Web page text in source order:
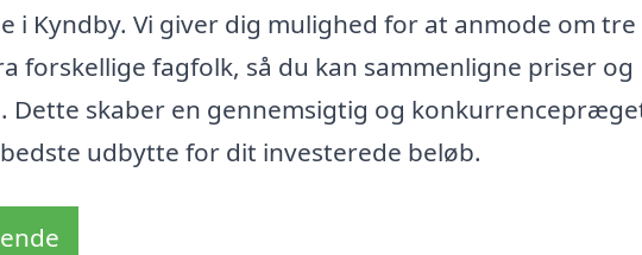
i Kyndby. Vi giver dig mulighed for at anmode om tre
forskellige fagfolk, så du kan sammenligne priser og
skaber en gennemsigtig og
udbytte for dit investerede beløb.